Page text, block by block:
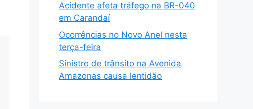
Acidente afeta tráfego na BR-040
em Carandaí
Ocorrências no Novo Anel nesta
terça-feira
Sinistro de trânsito na Avenida
Amazonas causa lentidão